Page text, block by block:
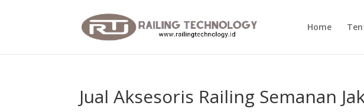
Home
Jual Aksesoris Railing Semanan